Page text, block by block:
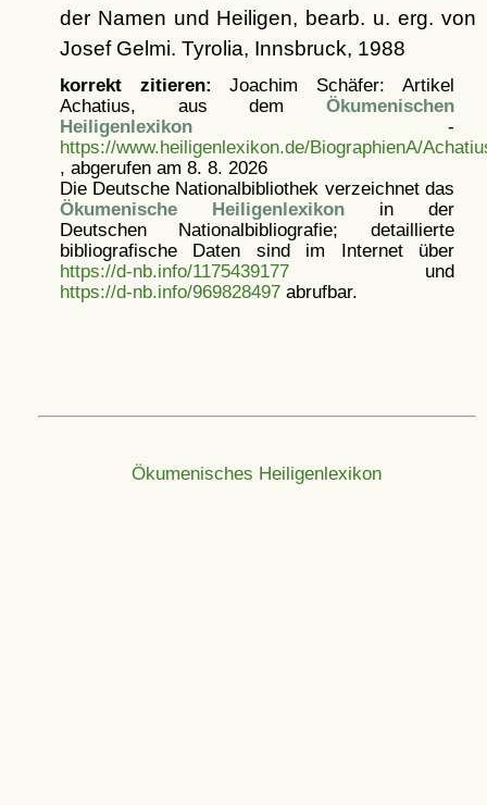
der Namen und Heiligen, bearb. u. erg. von
Josef Gelmi. Tyrolia, Innsbruck, 1988
korrekt zitieren: Joachim Schäfer: Artikel
Achatius, aus dem Ökumenischen
Heiligenlexikon-
https://www.heiligenlexikon.de/BiographienA/
, abgerufen am 8. 8. 2026
Die Deutsche Nationalbibliothek verzeichnet das
Ökumenische Heiligenlexikonin der
Deutschen Nationalbibliografie; detaillierte
bibliografische Daten sind im Internet über
https://d-nb.info/1175439177und
https://d-nb.info/969828497abrufbar.
Ökumenisches Heiligenlexikon